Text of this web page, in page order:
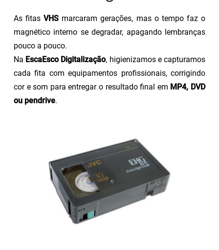
As fitasVHS marcaram gerações, mas o tempo faz o
magnético interno se degradar, apagando lembranças
pouco a pouco.
Na EscaEsco Digitalização, higienizamos e capturamos
cada fita com equipamentos profissionais, corrigindo
cor e som para entregar o resultado final em MP4, DVD
ou pendrive.